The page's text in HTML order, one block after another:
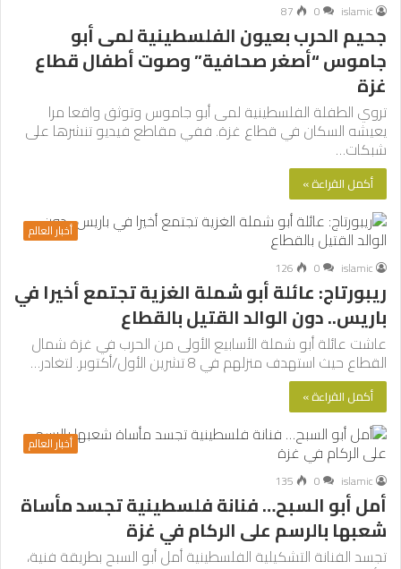
islamic
0
87
جحيم الحرب بعيون الفلسطينية لمى أبو
جاموس “أصغر صحافية” وصوت أطفال قطاع
غزة
تروي الطفلة الفلسطينية لمى أبو جاموس وتوثق واقعا مرا
يعيشه السكان في قطاع غزة. ففي مقاطع فيديو تنشرها على
شبكات…
أكمل القراءة »
أخبار العالم
islamic
0
126
ريبورتاج: عائلة أبو شملة الغزية تجتمع أخيرا في
باريس.. دون الوالد القتيل بالقطاع
عاشت عائلة أبو شملة الأسابيع الأولى من الحرب في غزة شمال
القطاع حيث استهدف منزلهم في 8 تشرين الأول/أكتوبر. لتغادر…
أكمل القراءة »
أخبار العالم
islamic
0
135
أمل أبو السبح… فنانة فلسطينية تجسد مأساة
شعبها بالرسم على الركام في غزة
تجسد الفنانة التشكيلية الفلسطينية أمل أبو السبح بطريقة فنية،